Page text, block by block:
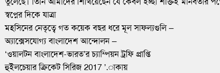
স্বপ্নের দিকে যাত্রা
মহসিনের নেতৃত্বে গত কয়েক বছর ধরে মূল সাফল্যগুলি –
অ্যাক্সেসযোগ্য বাংলাদেশ আন্দোলন –
‘ওয়ালটন বাংলাদেশ-ভারত’র চ্যাম্পিয়ন ট্রফি প্রাপ্তি
হুইলচেয়ার ক্রিকেট সিরিজ 2017 ’.াকায়